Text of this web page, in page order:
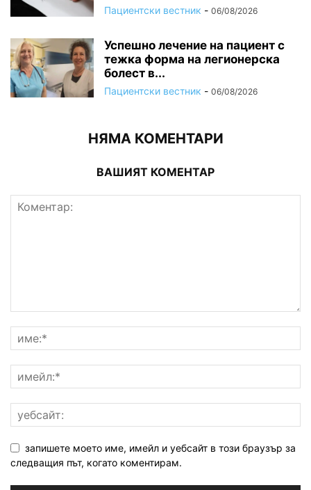
Пациентски вестник - 06/08/2026
Успешно лечение на пациент с
тежка форма на легионерска
болест в...
Пациентски вестник - 06/08/2026
НЯМА КОМЕНТАРИ
ВАШИЯТ КОМЕНТАР
запишете моето име, имейл и уебсайт в този браузър за
следващия път, когато коментирам.